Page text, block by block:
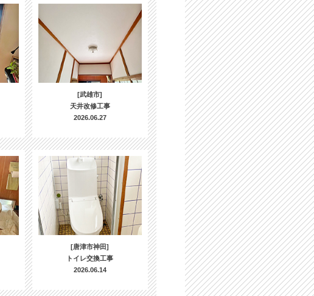
[武雄市]
天井改修工事
2026.06.27
[唐津市神田]
トイレ交換工事
2026.06.14